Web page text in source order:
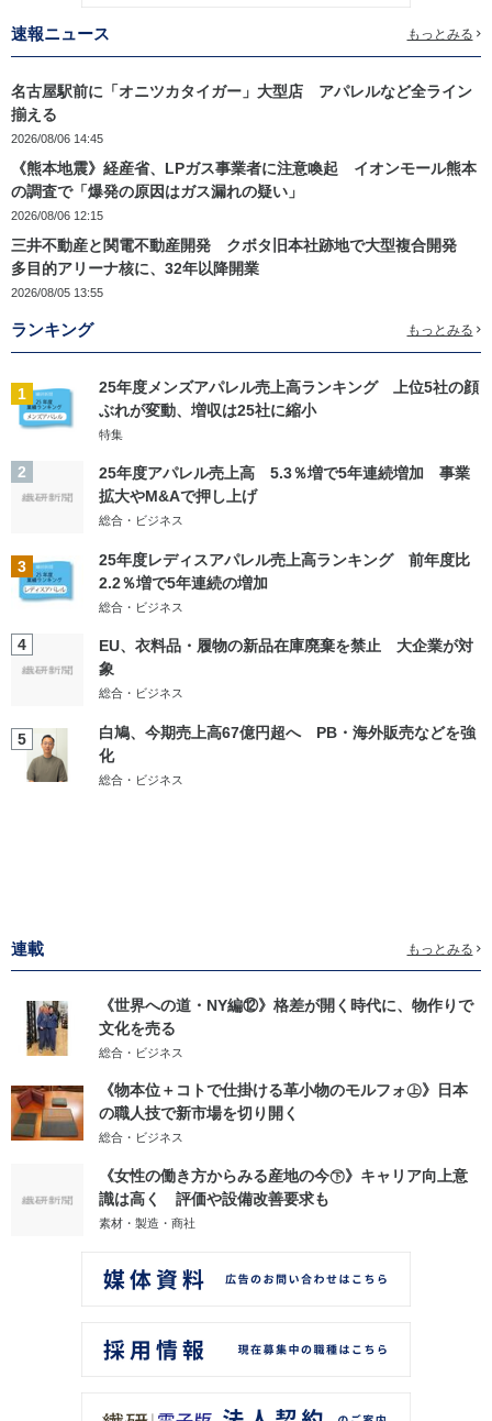
速報ニュース もっとみる
名古屋駅前に「オニツカタイガー」大型店 アパレルなど全ライン
揃える
2026/08/06 14:45
《熊本地震》経産省、LPガス事業者に注意喚起 イオンモール熊本
の調査で「爆発の原因はガス漏れの疑い」
2026/08/06 12:15
三井不動産と関電不動産開発 クボタ旧本社跡地で大型複合開発
多目的アリーナ核に、32年以降開業
2026/08/05 13:55
ランキング もっとみる
1
25年度メンズアパレル売上高ランキング 上位5社の顔
ぶれが変動、増収は25社に縮小
特集
2
25年度アパレル売上高 5.3％増で5年連続増加 事業
拡大やM&Aで押し上げ
総合・ビジネス
3
25年度レディスアパレル売上高ランキング 前年度比
2.2％増で5年連続の増加
総合・ビジネス
4
EU、衣料品・履物の新品在庫廃棄を禁止 大企業が対
象
総合・ビジネス
5
白鳩、今期売上高67億円超へ PB・海外販売などを強
化
総合・ビジネス
連載 もっとみる
《世界への道・NY編⑫》格差が開く時代に、物作りで
文化を売る
総合・ビジネス
《物本位＋コトで仕掛ける革小物のモルフォ㊤》日本
の職人技で新市場を切り開く
総合・ビジネス
《女性の働き方からみる産地の今㊦》キャリア向上意
識は高く 評価や設備改善要求も
素材・製造・商社